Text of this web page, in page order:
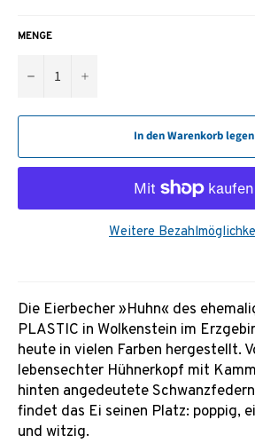
MENGE
− +
In den Warenkorb legen
Weitere
Die Eierbecher »Huhn« des
PLASTIC in Wolkenstein im
heute in vielen Farben hergestellt.
lebensechter Hühnerkopf mit
hinten angedeutete
findet das Ei seinen Platz: poppig,
und witzig.